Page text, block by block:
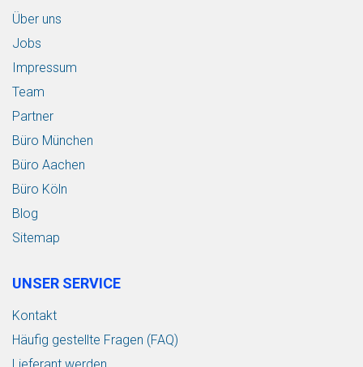
Über uns
Jobs
Impressum
Team
Partner
Büro München
Büro Aachen
Büro Köln
Blog
Sitemap
UNSER SERVICE
Kontakt
Häufig gestellte Fragen (FAQ)
Lieferant werden